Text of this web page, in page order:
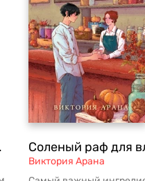
Соленый раф для
Виктория Арана